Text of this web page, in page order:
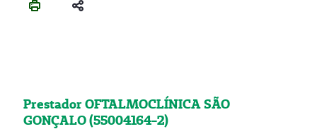
Prestador OFTALMOCLÍNICA SÃO
GONÇALO (55004164-2)